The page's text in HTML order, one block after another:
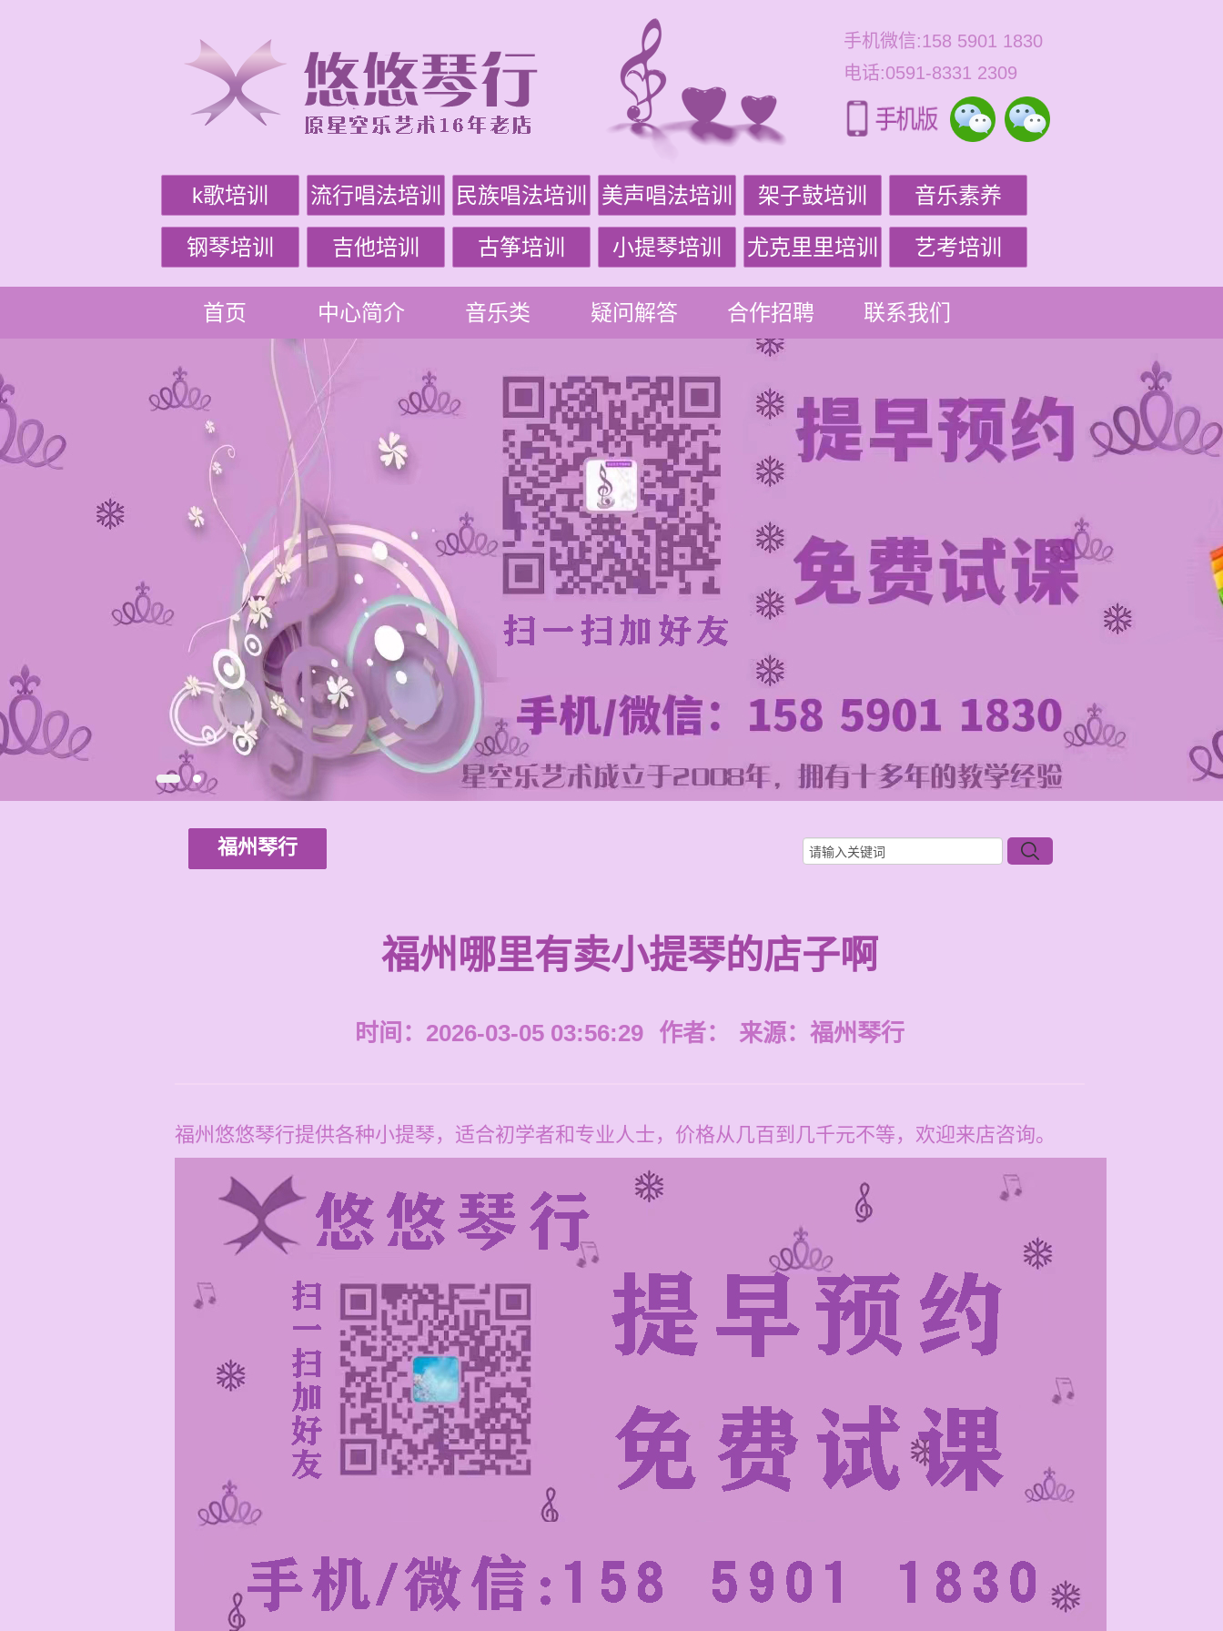
手机微信:158 5901 1830
电话:0591-8331 2309
k歌培训 流行唱法培训 民族唱法培训 美声唱法培训 架子鼓培训 音乐素养
钢琴培训 吉他培训 古筝培训 小提琴培训 尤克里里培训 艺考培训
首页 中心简介 音乐类 疑问解答 合作招聘 联系我们
福州琴行
福州哪里有卖小提琴的店子啊
时间：2026-03-05 03:56:29 作者： 来源： 福州琴行
福州悠悠琴行提供各种小提琴，适合初学者和专业人士，价格从几百到几千元不等，欢迎来店咨询。